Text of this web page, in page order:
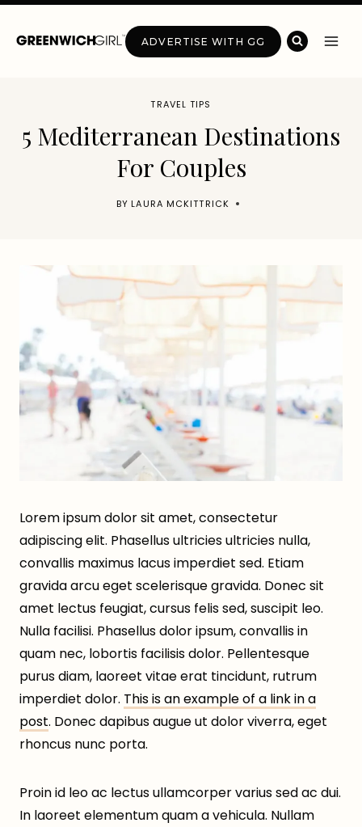
Skip
ADVERTISE WITH GG
TRAVEL TIPS
5 Mediterranean Destinations
For Couples
BY LAURA MCKITTRICK
Lorem ipsum dolor sit amet, consectetur
adipiscing elit. Phasellus ultricies ultricies nulla,
convallis maximus lacus imperdiet sed. Etiam
gravida arcu eget scelerisque gravida. Donec sit
amet lectus feugiat, cursus felis sed, suscipit leo.
Nulla facilisi. Phasellus dolor ipsum, convallis in
quam nec, lobortis facilisis dolor. Pellentesque
purus diam, laoreet vitae erat tincidunt, rutrum
imperdiet dolor. This is an example of a link in a
post. Donec dapibus augue ut dolor viverra, eget
rhoncus nunc porta.
Proin id leo ac lectus ullamcorper varius sed ac dui.
In laoreet elementum quam a vehicula. Nullam